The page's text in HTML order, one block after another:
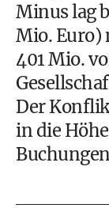
Minus lag
Mio. Euro)
401 Mio.
Der
in die